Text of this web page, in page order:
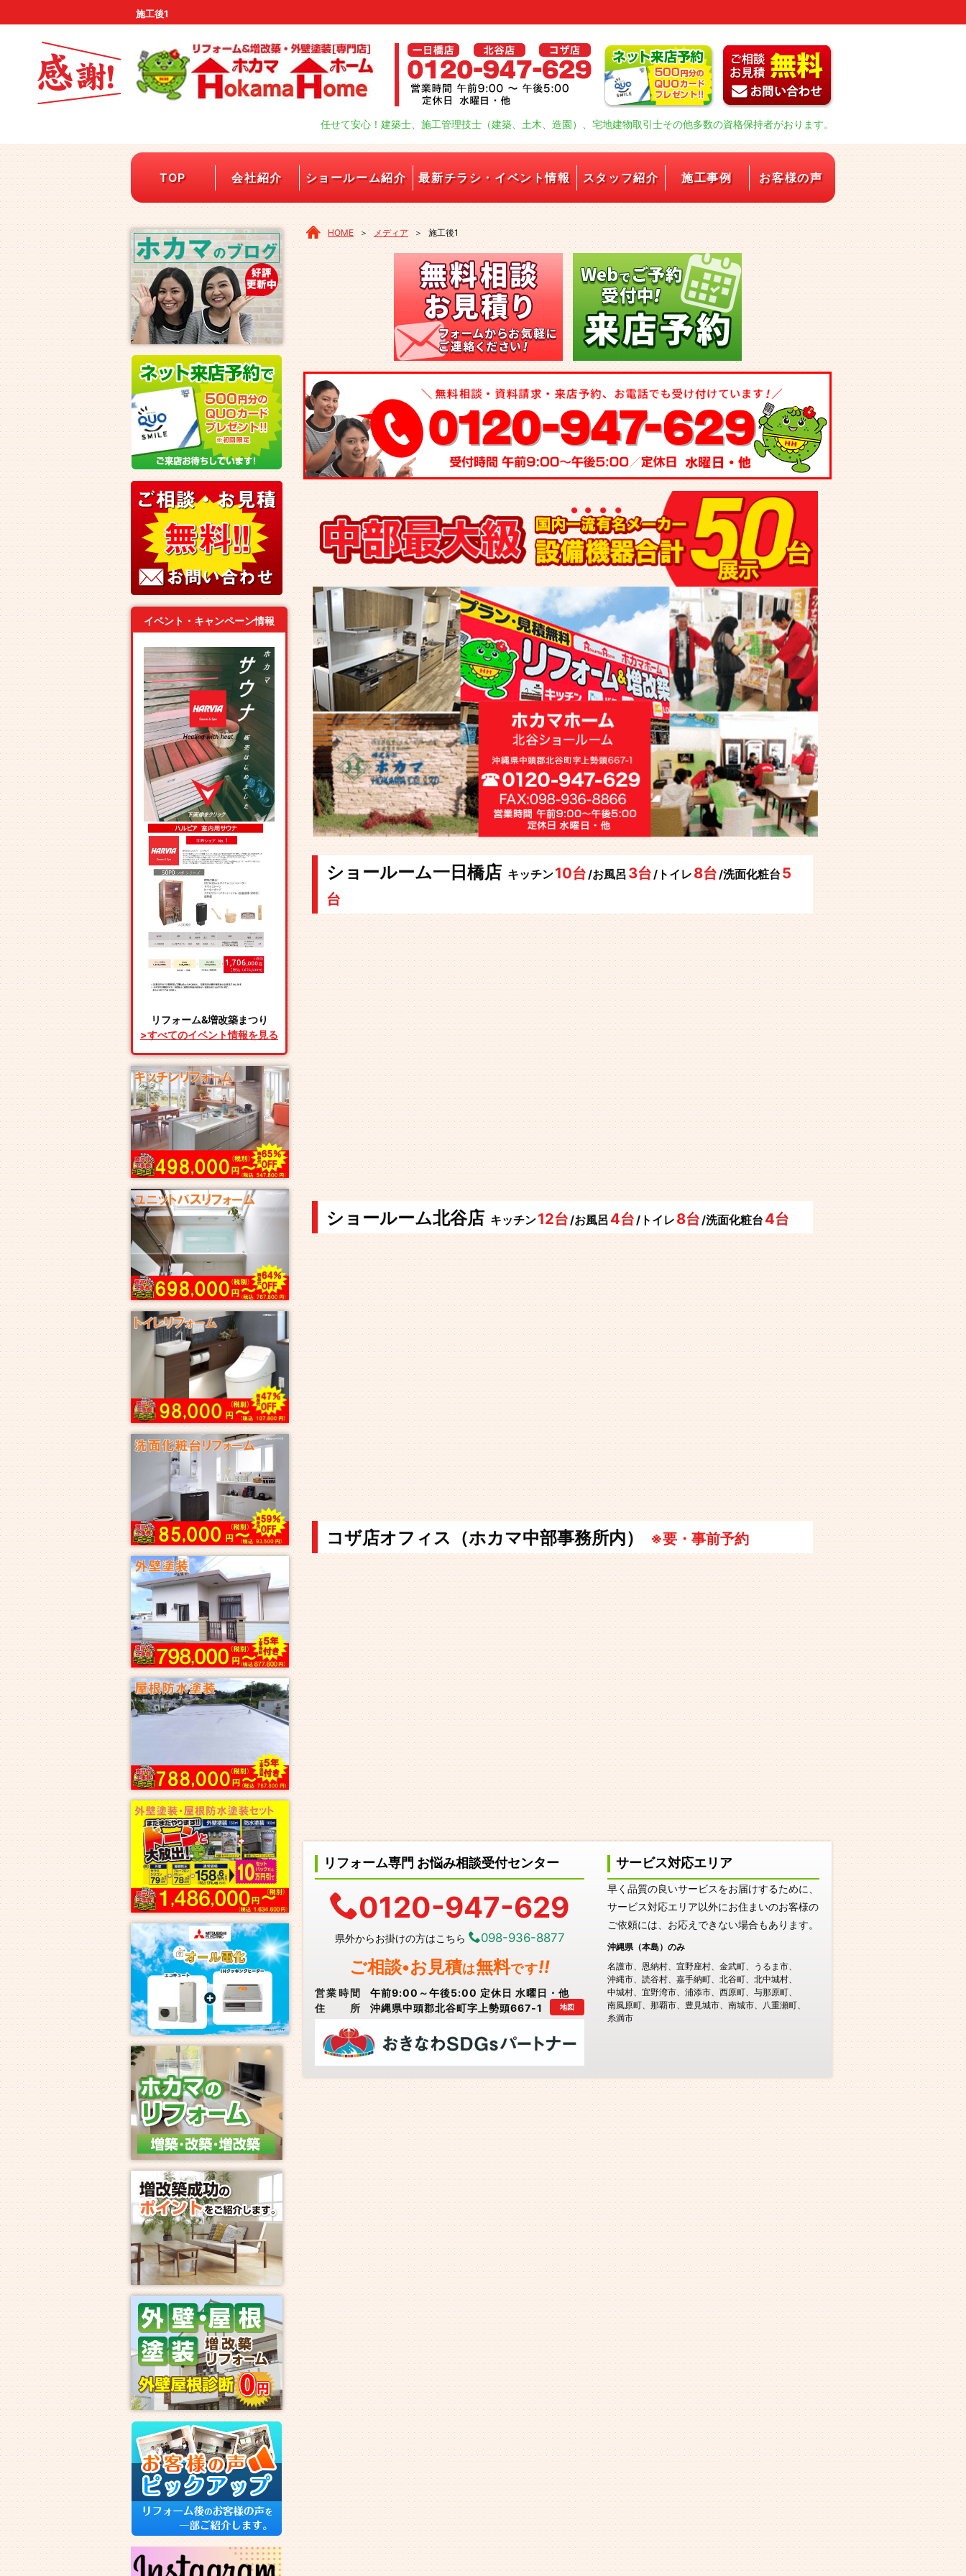
施工後1
任せて安心！建築士、施工管理技士（建築、土木、造園）、宅地建物取引士その他多数の資格保持者がおります。
TOP 会社紹介 ショールーム紹介 最新チラシ・イベント情報 スタッフ紹介 施工事例 お客様の声
HOME ＞ メディア ＞ 施工後1
ショールーム一日橋店 キッチン10台/お風呂 3台/トイレ 8台/洗面化粧台 5
台
ショールーム北谷店 キッチン12台/お風呂 4台/トイレ 8台/洗面化粧台 4台
コザ店オフィス（ホカマ中部事務所内） ※要・事前予約
リフォーム専門 お悩み相談受付センター
0120-947-629
県外からお掛けの方はこちら 098-936-8877
ご相談•お見積は無料です!!
営業時間
午前9:00～午後5:00 定休日 水曜日・他
住所
沖縄県中頭郡北谷町字上勢頭667-1 地図
サービス対応エリア
早く品質の良いサービスをお届けするために、
サービス対応エリア以外にお住まいのお客様の
ご依頼には、お応えできない場合もあります。
沖縄県（本島）のみ
名護市
恩納村 宜野座村 金武町
うるま市
沖縄市
読谷村 嘉手納町 北谷町
北中城村
中城村
宜野湾市 浦添市 西原町
与那原町
南風原町
那覇市 豊見城市 南城市
八重瀬町
糸満市
イベント・キャンペーン情報
リフォーム&増改築まつり
>すべてのイベント情報を見る